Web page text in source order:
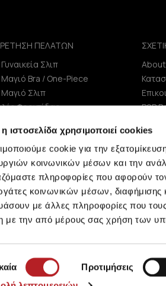
ιστοσελίδα χρησιμοποιεί cookies
cookie για την
κοινωνικών μέσων και την
πληροφορίες που αφορούν
κοινωνικών μέσων, διαφήμισης
με άλλες πληροφορίες που
με την από μέρους σας χρήση των
Προτιμήσεις
ΠΕΛΑΤΩΝ
Σλιπ
Bra / One-Piece
Σλιπ
Φροντίδας
B2B
Minerva ©